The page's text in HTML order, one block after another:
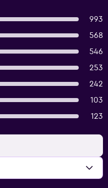
993
568
546
253
242
103
123